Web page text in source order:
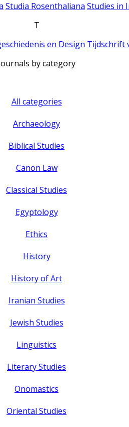
Studia Rosenthaliana Studies in
T
en Design Tijdschrift
by category
All categories
Archaeology
Biblical Studies
Canon Law
Classical Studies
Egyptology
Ethics
History
History of Art
Iranian Studies
Jewish Studies
Linguistics
Literary Studies
Onomastics
Oriental Studies